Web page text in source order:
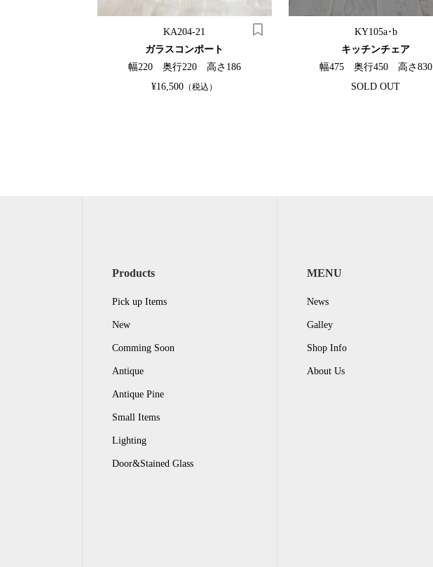
KA204-21
ガラスコンポート
幅220 奥行220 高さ186
¥16,500 （税込）
KY105a･b
キッチンチェア
幅475 奥行450 高さ830
SOLD OUT
Products
Pick up Items
New
Comming Soon
Antique
Antique Pine
Small Items
Lighting
Door&Stained Glass
MENU
News
Galley
Shop Info
About Us